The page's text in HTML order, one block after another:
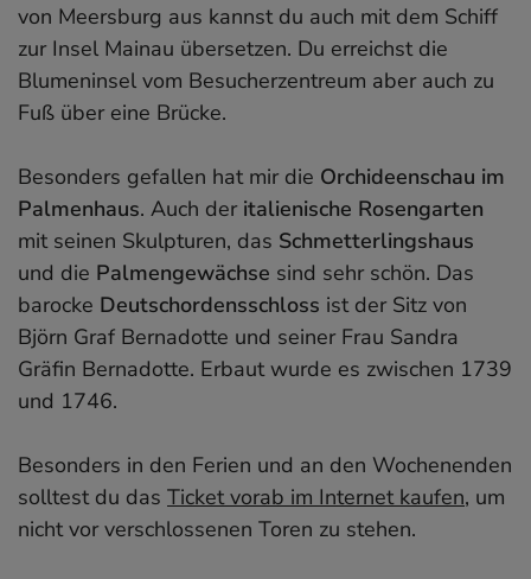
von Meersburg aus kannst du auch mit dem Schiff
zur Insel Mainau übersetzen. Du erreichst die
Blumeninsel vom Besucherzentreum aber auch zu
Fuß über eine Brücke.
Besonders gefallen hat mir die Orchideenschau im
Palmenhaus. Auch der italienische Rosengarten
mit seinen Skulpturen, das Schmetterlingshaus
und die Palmengewächse sind sehr schön. Das
barocke Deutschordensschloss ist der Sitz von
Björn Graf Bernadotte und seiner Frau Sandra
Gräfin Bernadotte. Erbaut wurde es zwischen 1739
und 1746.
Besonders in den Ferien und an den Wochenenden
solltest du das Ticket vorab im Internet kaufen, um
nicht vor verschlossenen Toren zu stehen.